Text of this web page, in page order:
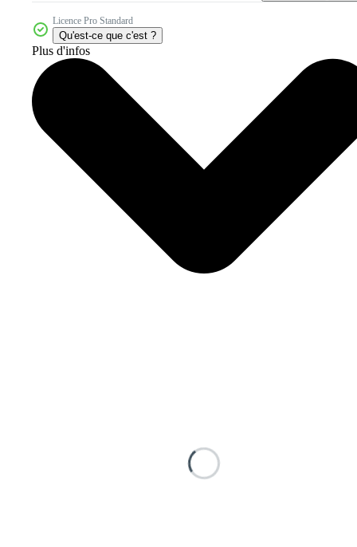
Licence Pro Standard
Qu'est-ce que c'est ?
Plus d'infos